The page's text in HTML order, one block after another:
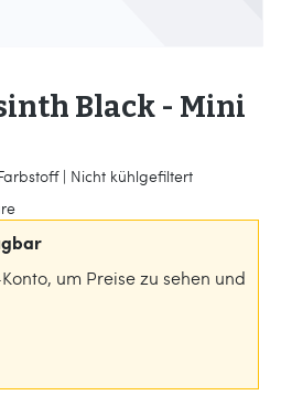
Black - Mini
| Nicht kühlgefiltert
um Preise zu sehen und